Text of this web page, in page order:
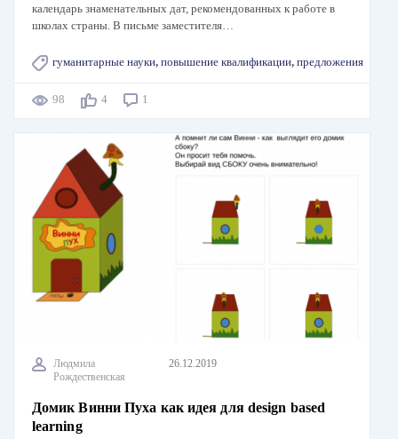
календарь знаменательных дат, рекомендованных к работе в
школах страны. В письме заместителя…
гуманитарные науки, повышение квалификации, предложения
98 4 1
Людмила
Рождественская
26.12.2019
Домик Винни Пуха как идея для design based
learning